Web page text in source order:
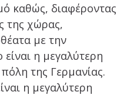
καθώς, διαφέροντας
της χώρας,
με την
η μεγαλύτερη
της Γερμανίας.
η μεγαλύτερη